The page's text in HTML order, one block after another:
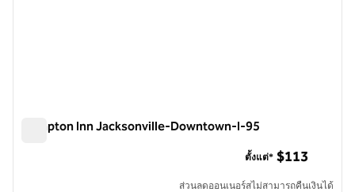
Hampton Inn Jacksonville-Downtown-I-95
ตั้งแต่* $113
ส่วนลดออนเนอร์สไม่สามารถคืนเงินได้